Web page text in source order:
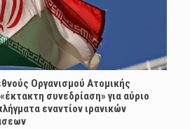
Οργανισμού Ατομικής
συνεδρίαση» για αύριο
εναντίον ιρανικών